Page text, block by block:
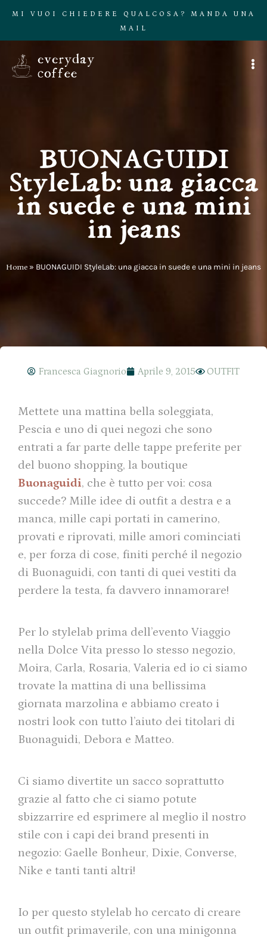
MI VUOI CHIEDERE QUALCOSA? MANDA UNA
MAIL
BUONAGUIDI
StyleLab: una giacca
in suede e una mini
in jeans
Home » BUONAGUIDI StyleLab: una giacca in suede e una mini in jeans
Francesca Giagnorio Aprile 9, 2015 OUTFIT
Mettete una mattina bella soleggiata,
Pescia e uno di quei negozi che sono
entrati a far parte delle tappe preferite per
del buono shopping, la boutique
Buonaguidi, che è tutto per voi: cosa
succede? Mille idee di outfit a destra e a
manca, mille capi portati in camerino,
provati e riprovati, mille amori cominciati
e, per forza di cose, finiti perché il negozio
di Buonaguidi, con tanti di quei vestiti da
perdere la testa, fa davvero innamorare!
Per lo stylelab prima dell’evento Viaggio
nella Dolce Vita presso lo stesso negozio,
Moira, Carla, Rosaria, Valeria ed io ci siamo
trovate la mattina di una bellissima
giornata marzolina e abbiamo creato i
nostri look con tutto l’aiuto dei titolari di
Buonaguidi, Debora e Matteo.
Ci siamo divertite un sacco soprattutto
grazie al fatto che ci siamo potute
sbizzarrire ed esprimere al meglio il nostro
stile con i capi dei brand presenti in
negozio: Gaelle Bonheur, Dixie, Converse,
Nike e tanti tanti altri!
Io per questo stylelab ho cercato di creare
un outfit primaverile, con una minigonna